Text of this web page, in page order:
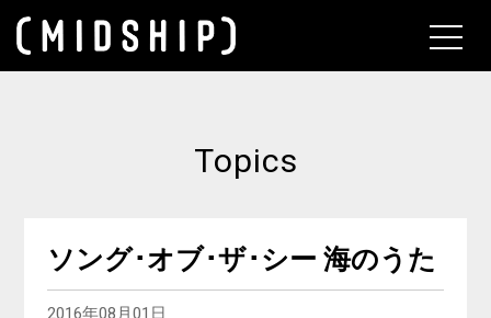
Topics
ソング･オブ･ザ･シー 海のうた
2016年08月01日
About